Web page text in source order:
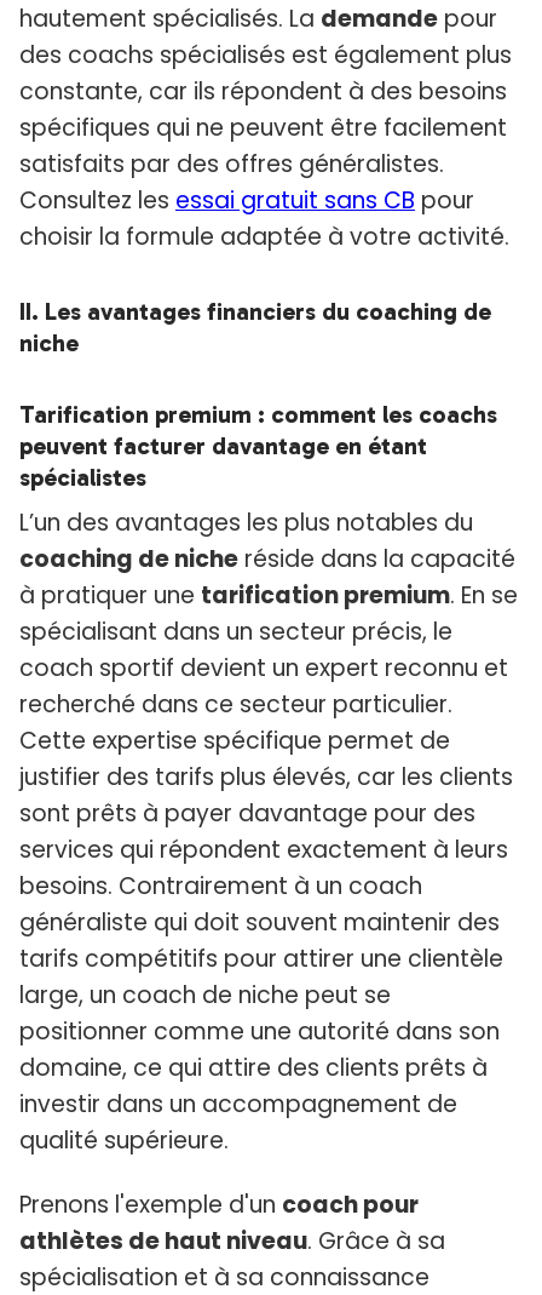
hautement spécialisés. La demande pour
des coachs spécialisés est également plus
constante, car ils répondent à des besoins
spécifiques qui ne peuvent être facilement
satisfaits par des offres généralistes.
Consultez les essai gratuit sans CB pour
choisir la formule adaptée à votre activité.
II. Les avantages financiers du coaching de
niche
Tarification premium : comment les coachs
peuvent facturer davantage en étant
spécialistes
L’un des avantages les plus notables du
coaching de niche réside dans la capacité
à pratiquer une tarification premium. En se
spécialisant dans un secteur précis, le
coach sportif devient un expert reconnu et
recherché dans ce secteur particulier.
Cette expertise spécifique permet de
justifier des tarifs plus élevés, car les clients
sont prêts à payer davantage pour des
services qui répondent exactement à leurs
besoins. Contrairement à un coach
généraliste qui doit souvent maintenir des
tarifs compétitifs pour attirer une clientèle
large, un coach de niche peut se
positionner comme une autorité dans son
domaine, ce qui attire des clients prêts à
investir dans un accompagnement de
qualité supérieure.
Prenons l'exemple d'un coach pour
athlètes de haut niveau. Grâce à sa
spécialisation et à sa connaissance